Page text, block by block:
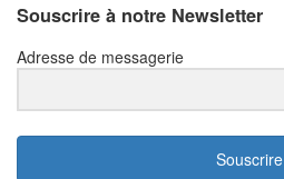
Souscrire à notre Newsletter
Adresse de messagerie
Souscrire